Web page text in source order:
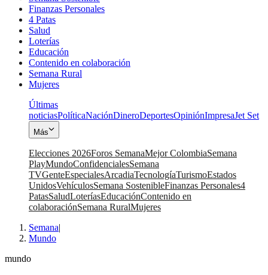
Finanzas Personales
4 Patas
Salud
Loterías
Educación
Contenido en colaboración
Semana Rural
Mujeres
Últimas
noticiasPolíticaNaciónDineroDeportesOpiniónImpresaJet Set
Más
Elecciones 2026Foros SemanaMejor ColombiaSemana
PlayMundoConfidencialesSemana
TVGenteEspecialesArcadiaTecnologíaTurismoEstados
UnidosVehículosSemana SostenibleFinanzas Personales4
PatasSaludLoteríasEducaciónContenido en
colaboraciónSemana RuralMujeres
Semana|
Mundo
mundo